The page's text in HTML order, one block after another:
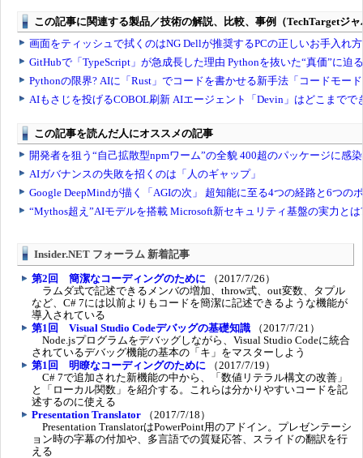
Insider.NET フォーラム 新着記事
第2回 簡潔なコーディングのために （2017/7/26）
ラムダ式で記述できるメンバの増加、throw式、out変数、タプル
など、C# 7には以前よりもコードを簡潔に記述できるような機能が
導入されている
第1回 Visual Studio Codeデバッグの基礎知識 （2017/7/21）
Node.jsプログラムをデバッグしながら、Visual Studio Codeに統合
されているデバッグ機能の基本の「キ」をマスターしよう
第1回 明瞭なコーディングのために （2017/7/19）
C# 7で追加された新機能の中から、「数値リテラル構文の改善」
と「ローカル関数」を紹介する。これらは分かりやすいコードを記
述するのに使える
Presentation Translator （2017/7/18）
Presentation TranslatorはPowerPoint用のアドイン。プレゼンテーシ
ョン時の字幕の付加や、多言語での質疑応答、スライドの翻訳を行
える